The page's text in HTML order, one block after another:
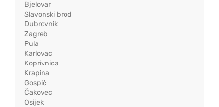
Bjelovar
Slavonski brod
Dubrovnik
Zagreb
Pula
Karlovac
Koprivnica
Krapina
Gospić
Čakovec
Osijek